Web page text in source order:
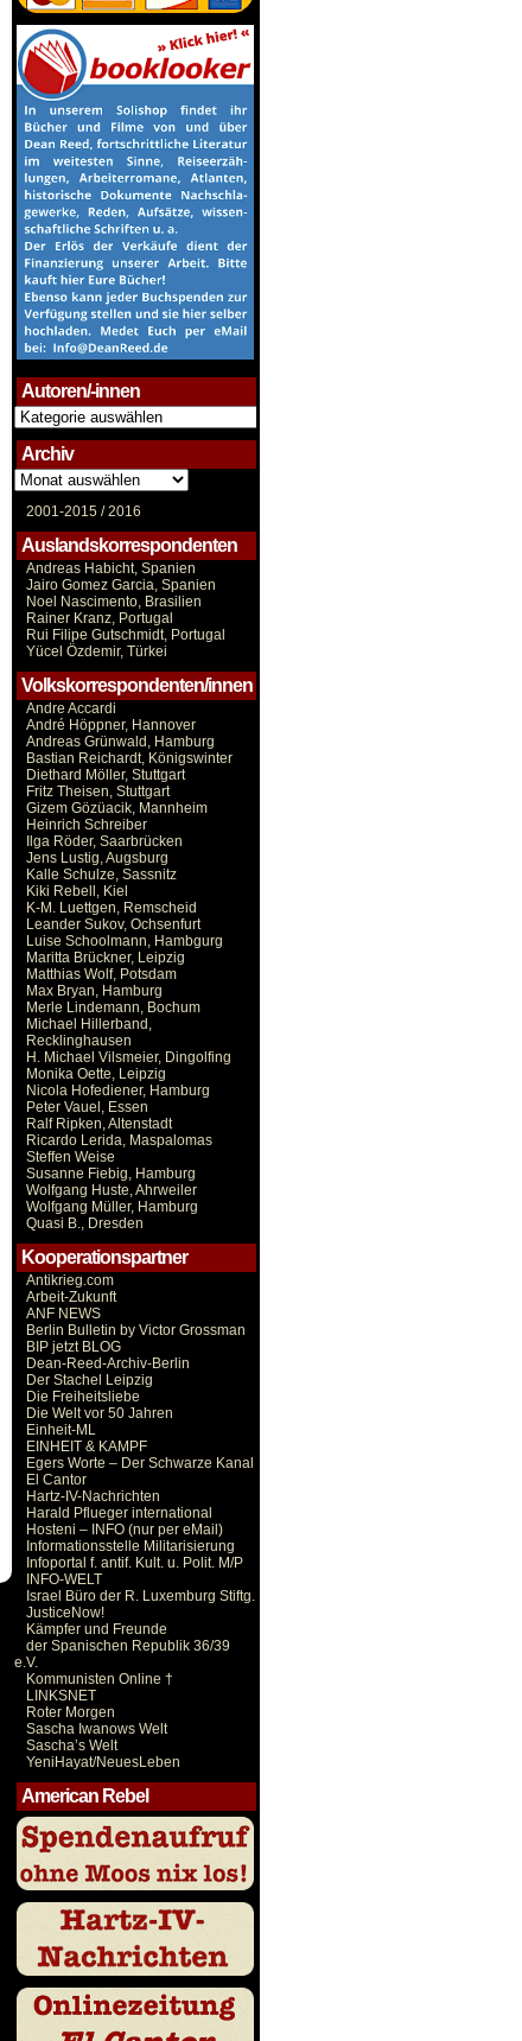
Autoren/-innen
Autoren/-
innen
Archiv
Archiv
2001-2015 /2016
Auslandskorrespondenten
Andreas Habicht, Spanien
Jairo Gomez Garcia, Spanien
Noel Nascimento, Brasilien
Rainer Kranz, Portugal
Rui Filipe Gutschmidt, Portugal
Yücel Özdemir, Türkei
Volkskorrespondenten/innen
Andre Accardi
André Höppner, Hannover
Andreas Grünwald, Hamburg
Bastian Reichardt, Königswinter
Diethard Möller, Stuttgart
Fritz Theisen, Stuttgart
Gizem Gözüacik, Mannheim
Heinrich Schreiber
Ilga Röder, Saarbrücken
Jens Lustig, Augsburg
Kalle Schulze, Sassnitz
Kiki Rebell, Kiel
K-M. Luettgen, Remscheid
Leander Sukov, Ochsenfurt
Luise Schoolmann, Hambgurg
Maritta Brückner, Leipzig
Matthias Wolf, Potsdam
Max Bryan, Hamburg
Merle Lindemann, Bochum
Michael Hillerband,
Recklinghausen
H. Michael Vilsmeier, Dingolfing
Monika Oette, Leipzig
Nicola Hofediener, Hamburg
Peter Vauel, Essen
Ralf Ripken, Altenstadt
Ricardo Lerida, Maspalomas
Steffen Weise
Susanne Fiebig, Hamburg
Wolfgang Huste, Ahrweiler
Wolfgang Müller, Hamburg
Quasi B., Dresden
Kooperationspartner
Antikrieg.com
Arbeit-Zukunft
ANF NEWS
Berlin Bulletin by Victor Grossman
BIP jetzt BLOG
Dean-Reed-Archiv-Berlin
Der Stachel Leipzig
Die Freiheitsliebe
Die Welt vor 50 Jahren
Einheit-ML
EINHEIT & KAMPF
Egers Worte – Der Schwarze Kanal
El Cantor
Hartz-IV-Nachrichten
Harald Pflueger international
Hosteni – INFO (nur per eMail)
Informationsstelle Militarisierung
Infoportal f. antif. Kult. u. Polit. M/P
INFO-WELT
Israel Büro der R. Luxemburg Stiftg.
JusticeNow!
Kämpfer und Freunde
der Spanischen Republik 36/39
e.V.
Kommunisten Online †
LINKSNET
Roter Morgen
Sascha Iwanows Welt
Sascha’s Welt
YeniHayat/NeuesLeben
American Rebel